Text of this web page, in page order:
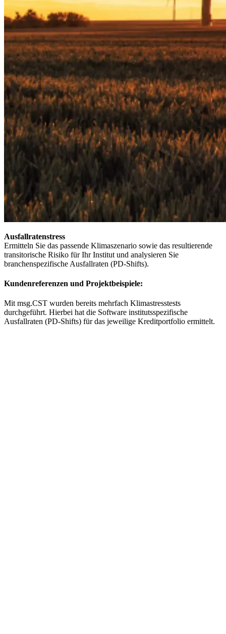
Ausfallratenstress
Ermitteln Sie das passende Klimaszenario sowie das resultierende
transitorische Risiko für Ihr Institut und analysieren Sie
branchenspezifische Ausfallraten (PD-​Shifts).
Kundenreferenzen und Projektbeispiele:
Mit msg.CST wurden bereits mehrfach Klimastresstests
durchgeführt. Hierbei hat die Software institutsspezifische
Ausfallraten (PD-​Shifts) für das jeweilige Kreditportfolio ermittelt.